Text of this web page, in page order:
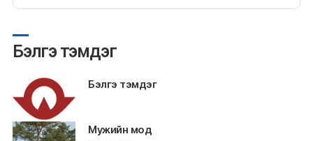
Бэлгэ тэмдэг
Бэлгэ тэмдэг
Мужийн мод